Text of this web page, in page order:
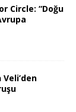
Circle: “Doğu